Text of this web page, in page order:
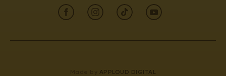
AKREDITACE A VÝROČNÍ ZPRÁVY
INFORMACE PRO LÉKAŘE
ČESKÉ BUDĚJOVICE - PRONATAL REPRO
CENTRUM PRENATÁLNÍ DIAGNOSTIKY
APPLOUD DIGITAL